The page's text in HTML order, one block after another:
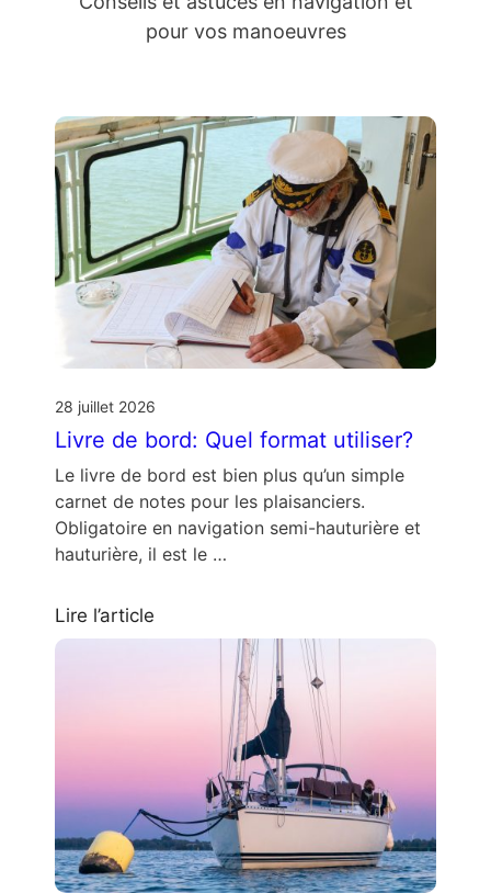
pour vos manoeuvres
28 juillet 2026
Livre de bord: Quel format utiliser?
Le livre de bord est bien plus qu’un simple
carnet de notes pour les plaisanciers.
Obligatoire en navigation semi-hauturière et
hauturière, il est le …
Lire l’article